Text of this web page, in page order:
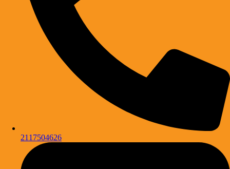
2117504626